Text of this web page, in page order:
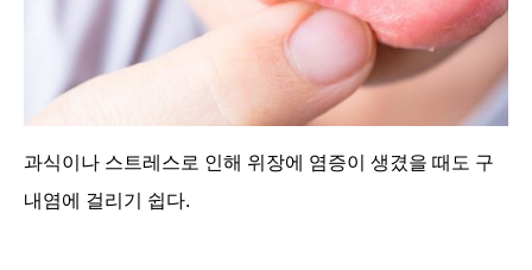
과식이나 스트레스로 인해 위장에 염증이 생겼을 때도 구
내염에 걸리기 쉽다.